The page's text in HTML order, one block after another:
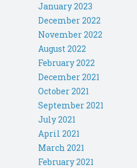
January 2023
December 2022
November 2022
August 2022
February 2022
December 2021
October 2021
September 2021
July 2021
April 2021
March 2021
February 2021